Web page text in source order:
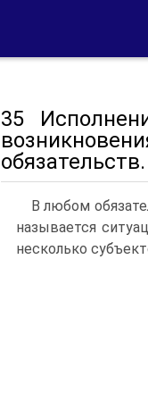
35
обязательств.
В любом
называется
несколько